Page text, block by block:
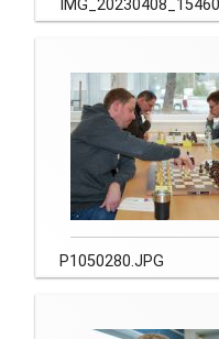
P1050280.JPG